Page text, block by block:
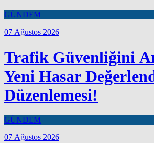
GÜNDEM
07 Ağustos 2026
Trafik Güvenliğini
Yeni Hasar
Düzenlemesi!
GÜNDEM
07 Ağustos 2026